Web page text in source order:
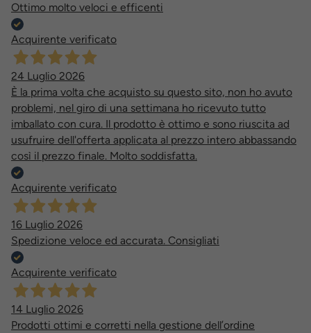
Ottimo molto veloci e efficenti
Acquirente verificato
24 Luglio 2026
È la prima volta che acquisto su questo sito, non ho avuto
problemi, nel giro di una settimana ho ricevuto tutto
imballato con cura. Il prodotto è ottimo e sono riuscita ad
usufruire dell'offerta applicata al prezzo intero abbassando
così il prezzo finale. Molto soddisfatta.
Acquirente verificato
16 Luglio 2026
Spedizione veloce ed accurata. Consigliati
Acquirente verificato
14 Luglio 2026
Prodotti ottimi e corretti nella gestione dell’ordine